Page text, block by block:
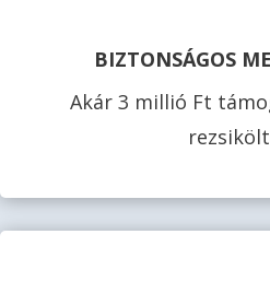
BIZTONSÁGOS
Akár 3 millió Ft